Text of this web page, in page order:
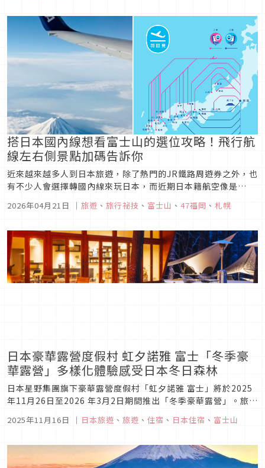
搭日本國內線想看富士山的選位攻略！飛行航
線左右側景點加碼告訴你
近來越來越多人到日本旅遊，除了熱門的JR鐵路周遊券之外，也
有不少人會選擇轉國內線來玩日本，而近期日本籍航空像是
且若在白天搭的話，兩家其實都有提供富士山航線選位介紹，讓
2026年04月21日 ｜ 旅遊 、 旅行祕技 、 富士山 、 47福岡 、 札幌
日本豪華露營度假村 虹夕諾雅 富士「冬季豪
華露營」多樣化體驗感受日本冬日森林
日本星野集團旗下豪華露營度假村「虹夕諾雅 富士」將於2025
年11月26日至2026 年3月2日期間推出「冬季豪華露營」。旅客
「森居交誼廳」中圍坐暖桌、玩樂桌遊，感受冬日圍爐的溫馨氛
感受冬...
2025年11月16日 ｜ 日本旅遊 、 旅遊 、 住宿 、 日本住宿 、 富士山